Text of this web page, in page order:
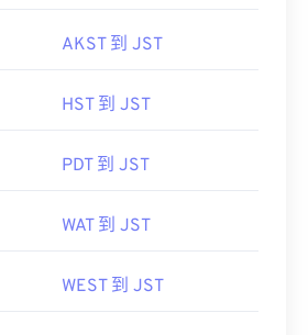
AKST 到 JST
HST 到 JST
PDT 到 JST
WAT 到 JST
WEST 到 JST